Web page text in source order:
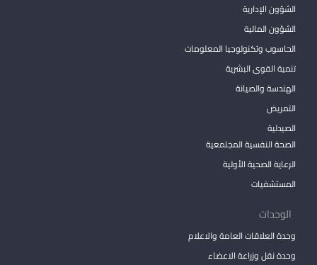
الشؤون الإدارية
الشؤون المالية
الحاسوب وتكنولوجيا المعلومات
تنمية القوى البشرية
الهندسة والصيانة
التمريض
الصيدلية
الصحة النفسية المجتمعية
الرعاية الصحية الأولية
المستشفيات
الوحدات
وحدة العلاقات العامة والاعلام
وحدة نقل وزراعة الاعضاء